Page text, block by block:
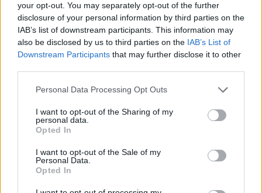
your opt-out. You may separately opt-out of the further
disclosure of your personal information by third parties on the
IAB’s list of downstream participants. This information may
also be disclosed by us to third parties on the IAB’s List of
Downstream Participants that may further disclose it to other
Personal Data Processing Opt Outs
I want to opt-out of the Sharing of my
personal data.
Opted In
I want to opt-out of the Sale of my
Personal Data.
Opted In
en produktion på 4 miljarder liter öl under 2023, som
motsvarar 12,4 procent av EU:s totala ölproduktion.
Även tredjeplatsen kan tyckas något överraskande.
Den innehas av Polen, som producerade 3,5
miljarder liter öl förra året.
På delad fjärde- och femteplats hittar vi två lite mer
väntade länder: Belgien och Nederländerna, där det
bryggdes runt två miljarder liter i vardera land.
Nederländerna är för övrigt det land inom EU som
har den största exportören av öl. Enligt Eurostat
exporterade holländarna hela 1,8 miljarder liter av